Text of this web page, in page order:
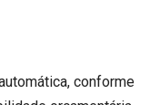
conforme